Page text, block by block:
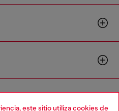
este sitio utiliza cookies de